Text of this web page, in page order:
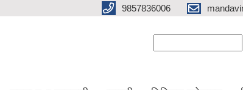
9857836006